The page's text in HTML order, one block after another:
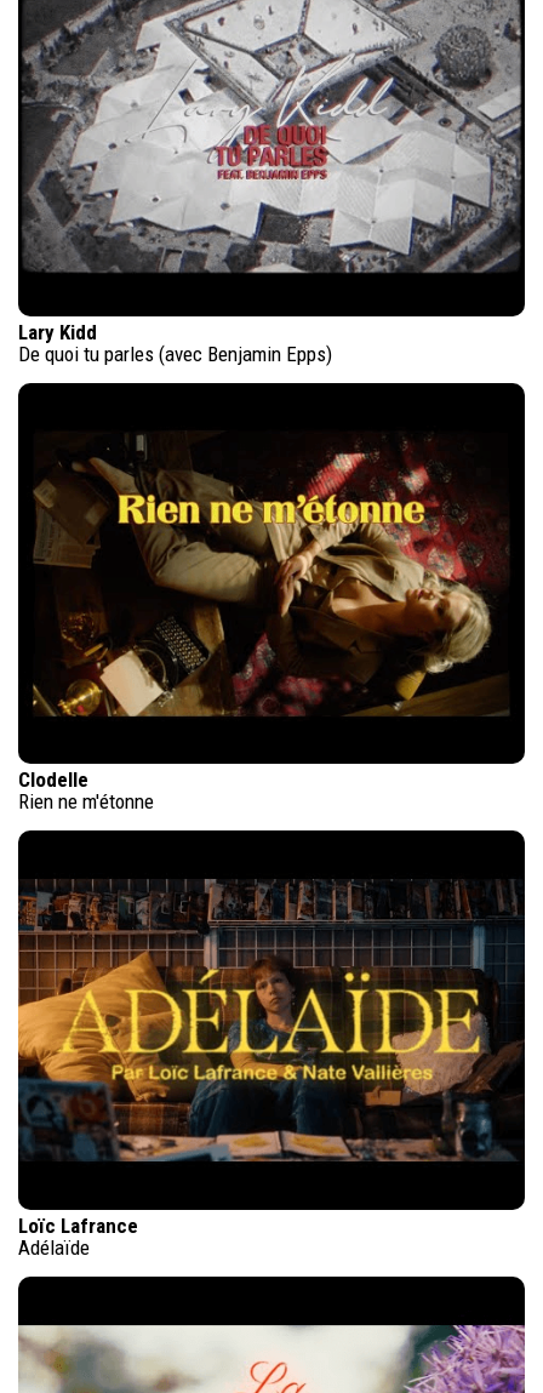
Lary Kidd
De quoi tu parles (avec Benjamin Epps)
Clodelle
Rien ne m'étonne
Loïc Lafrance
Adélaïde